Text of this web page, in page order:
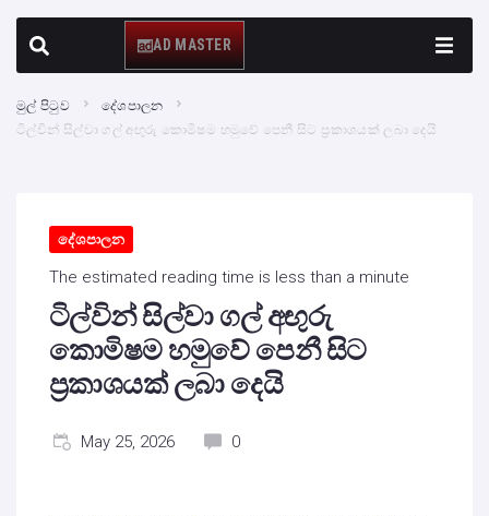
AD MASTER
මුල් පිටුව
දේශපාලන
ටිල්වින් සිල්වා ගල් අඟුරු කොමිෂම හමුවේ පෙනී සිට ප්‍රකාශයක් ලබා දෙයි
දේශපාලන
The estimated reading time is less than a minute
ටිල්වින් සිල්වා ගල් අඟුරු
කොමිෂම හමුවේ පෙනී සිට
ප්‍රකාශයක් ලබා දෙයි
May 25, 2026 0